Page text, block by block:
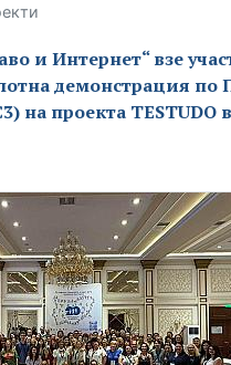
и Интернет“ взе
демонстрация по
на проекта TESTUDO